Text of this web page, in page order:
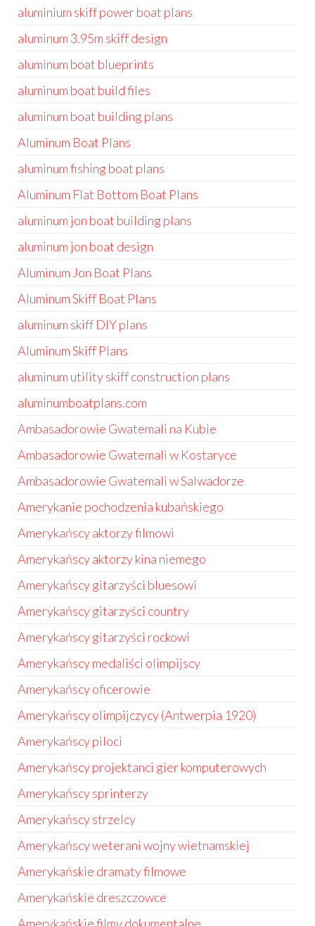
aluminium skiff power boat plans
aluminum 3.95m skiff design
aluminum boat blueprints
aluminum boat build files
aluminum boat building plans
Aluminum Boat Plans
aluminum fishing boat plans
Aluminum Flat Bottom Boat Plans
aluminum jon boat building plans
aluminum jon boat design
Aluminum Jon Boat Plans
Aluminum Skiff Boat Plans
aluminum skiff DIY plans
Aluminum Skiff Plans
aluminum utility skiff construction plans
aluminumboatplans.com
Ambasadorowie Gwatemali na Kubie
Ambasadorowie Gwatemali w Kostaryce
Ambasadorowie Gwatemali w Salwadorze
Amerykanie pochodzenia kubańskiego
Amerykańscy aktorzy filmowi
Amerykańscy aktorzy kina niemego
Amerykańscy gitarzyści bluesowi
Amerykańscy gitarzyści country
Amerykańscy gitarzyści rockowi
Amerykańscy medaliści olimpijscy
Amerykańscy oficerowie
Amerykańscy olimpijczycy (Antwerpia 1920)
Amerykańscy piloci
Amerykańscy projektanci gier komputerowych
Amerykańscy sprinterzy
Amerykańscy strzelcy
Amerykańscy weterani wojny wietnamskiej
Amerykańskie dramaty filmowe
Amerykańskie dreszczowce